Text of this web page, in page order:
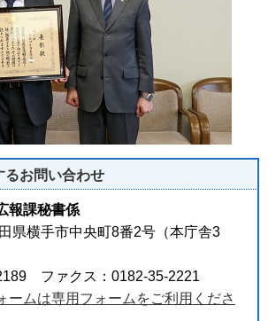
るお問い合わせ
報課秘書係
県横手市中央町8番2号（本庁舎3
ファクス：0182-35-2221
ームは専用フォームをご利用くださ